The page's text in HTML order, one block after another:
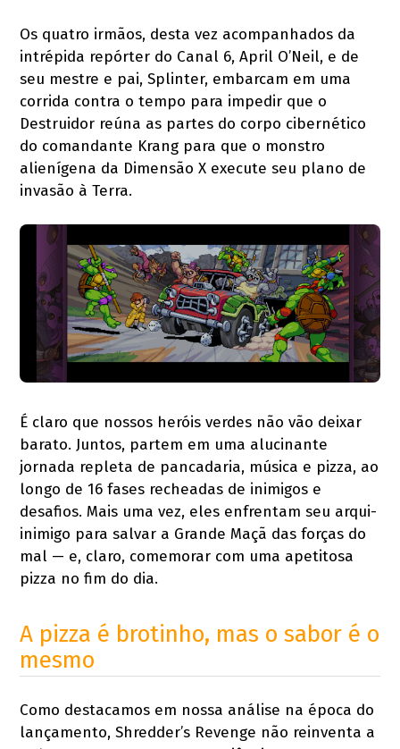
Os quatro irmãos, desta vez acompanhados da
intrépida repórter do Canal 6, April O’Neil, e de
seu mestre e pai, Splinter, embarcam em uma
corrida contra o tempo para impedir que o
Destruidor reúna as partes do corpo cibernético
do comandante Krang para que o monstro
alienígena da Dimensão X execute seu plano de
invasão à Terra.
É claro que nossos heróis verdes não vão deixar
barato. Juntos, partem em uma alucinante
jornada repleta de pancadaria, música e pizza, ao
longo de 16 fases recheadas de inimigos e
desafios. Mais uma vez, eles enfrentam seu arqui-
inimigo para salvar a Grande Maçã das forças do
mal — e, claro, comemorar com uma apetitosa
pizza no fim do dia.
A pizza é brotinho, mas o sabor é o
mesmo
Como destacamos em nossa análise na época do
lançamento, Shredder’s Revenge não reinventa a